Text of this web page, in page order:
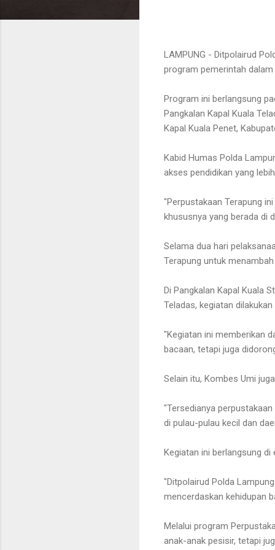
LAMPUNG - Ditpolairud
program pemerintah dalam
Program ini berlangsung
Pangkalan Kapal Kuala
Kapal Kuala Penet,
Kabid Humas Polda
akses pendidikan yang
"Perpustakaan Terapung
khususnya yang berada di
Selama dua hari
Terapung untuk
Di Pangkalan Kapal Kuala
Teladas, kegiatan
"Kegiatan ini memberikan
bacaan, tetapi juga
Selain itu, Kombes Umi
"Tersedianya
di pulau-pulau kecil dan
Kegiatan ini berlangsung
"Ditpolairud Polda
mencerdaskan kehidupan
Melalui program
anak-anak pesisir, tetapi